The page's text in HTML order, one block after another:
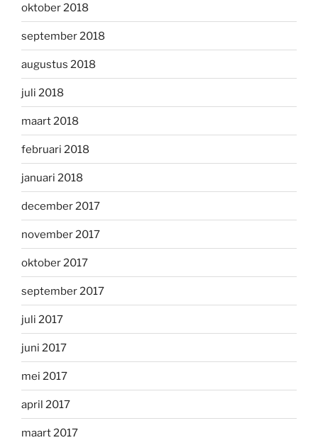
oktober 2018
september 2018
augustus 2018
juli 2018
maart 2018
februari 2018
januari 2018
december 2017
november 2017
oktober 2017
september 2017
juli 2017
juni 2017
mei 2017
april 2017
maart 2017